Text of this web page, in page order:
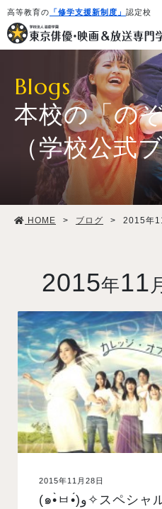
高等教育の 「修学支援新制度」 認定校
学校紹介・教育システム
学生生活
就職・デビュー
入試案内
学校情報
オープンキャンパス
訪問者別メニュー
Blogs
本校の「の
（学校公式
HOME > ブログ > 2015年
2015年11
2015年11月28日
(๑•̀ㅂ•́)و✧スペシャル公演start!!e(•ㅂ